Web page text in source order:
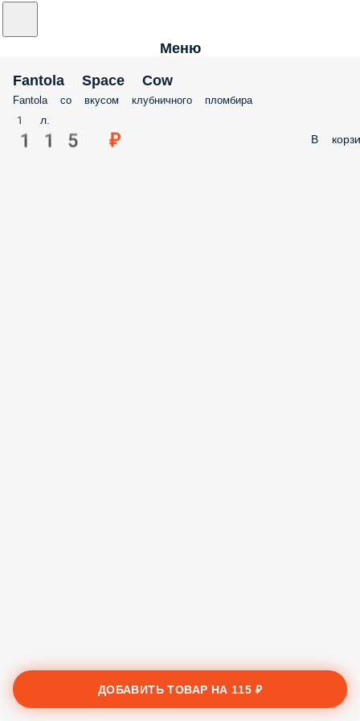
Меню
Fantola Space Cow
Fantola со вкусом клубничного пломбира
1 л.
115 ₽ В
ДОБАВИТЬ ТОВАР НА 115 ₽